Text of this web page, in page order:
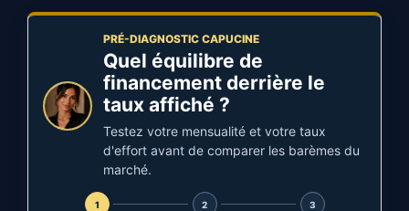
PRÉ-DIAGNOSTIC CAPUCINE
Quel équilibre de
financement derrière le
taux affiché ?
Testez votre mensualité et votre taux
d'effort avant de comparer les barèmes du
marché.
1 2 3